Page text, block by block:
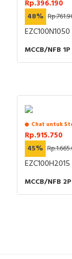
Rp.396.190
48%
EZC100N1050
MCCB/NFB
Chat untuk
Rp.915.750
45%
EZC100H2015
MCCB/NFB